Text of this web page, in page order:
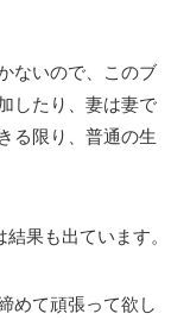
ないので、このブ
したり、妻は妻で
る限り、普通の生
果も出ています。
めて頑張って欲し